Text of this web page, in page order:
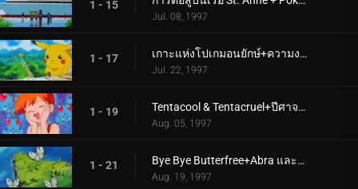
1 - 15
Jul. 08, 1997
1 - 17 เกาะแห่งโปเกมอนยักษ์+ความงามและชายหาด
Jul. 22, 1997
1 - 19 Tentacool & Tentacruel+ปีศาจแห่งยอดเขาหญิงสาว
Aug. 05, 1997
1 - 21 Bye Bye Butterfree+Abra และการประลองพลังจิต
Aug. 19, 1997